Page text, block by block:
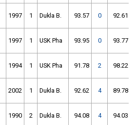
1997 1 Dukla B. 93.57 0 92.61
1997 1 USK Pha 93.95 0 93.77
1994 1 USK Pha 91.78 2 98.22
2002 1 Dukla B. 92.62 4 89.78
1990 2 Dukla B. 94.08 4 94.03